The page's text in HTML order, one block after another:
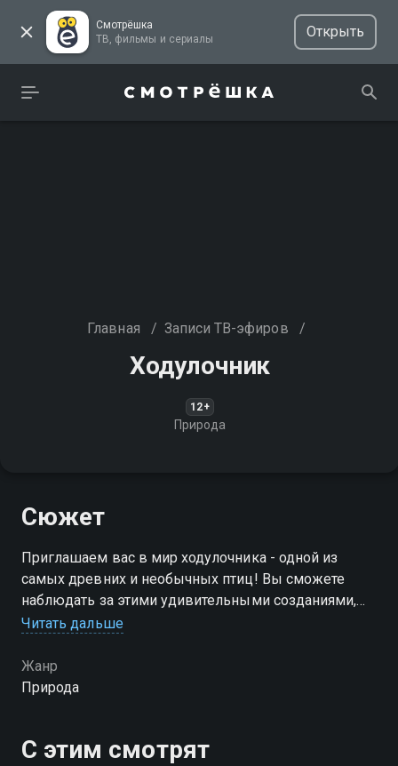
Смотрёшка
ТВ, фильмы и сериалы
Открыть
Главная / Записи ТВ-эфиров /
Ходулочник
12+
Природа
Сюжет
Приглашаем вас в мир ходулочника - одной из
самых древних и необычных птиц! Вы сможете
наблюдать за этими удивительными созданиями,
которые поражают своей способностью
Читать дальше
Жанр
Природа
С этим смотрят